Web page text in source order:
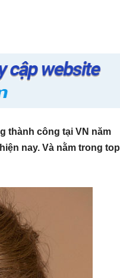
thành công tại VN năm
nay. Và nằm trong top